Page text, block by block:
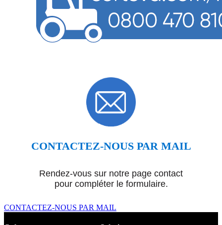
CONTACTEZ-NOUS PAR MAIL
Rendez-vous sur notre page contact
pour compléter le formulaire.
CONTACTEZ-NOUS PAR MAIL